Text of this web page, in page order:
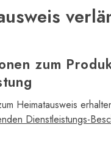
zum
Heimatausweis
Dienstleistungs-